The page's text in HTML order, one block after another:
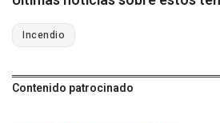
Incendio
Contenido patrocinado